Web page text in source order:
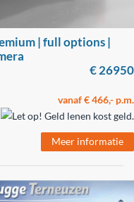
| full options |
€ 26950
vanaf € 466,- p.m.
Meer informatie